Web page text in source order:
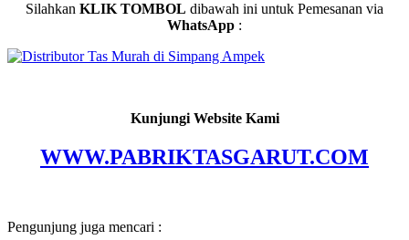
Silahkan KLIK TOMBOL dibawah ini untuk Pemesanan via
WhatsApp :
Kunjungi Website Kami
WWW.PABRIKTASGARUT.COM
Pengunjung juga mencari :